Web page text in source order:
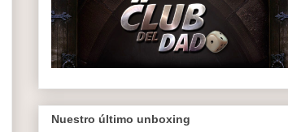
Nuestro último unboxing